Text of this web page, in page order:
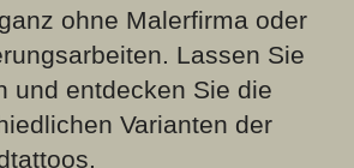
ohne Malerfirma oder
Lassen Sie
und entdecken Sie die
Varianten der